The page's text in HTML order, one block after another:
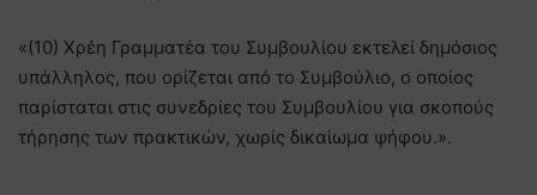
«(10) Χρέη Γραμματέα του Συμβουλίου εκτελεί δημόσιος
υπάλληλος, που ορίζεται από το Συμβούλιο, ο οποίος
παρίσταται στις συνεδρίες του Συμβουλίου για σκοπούς
τήρησης των πρακτικών, χωρίς δικαίωμα ψήφου.».